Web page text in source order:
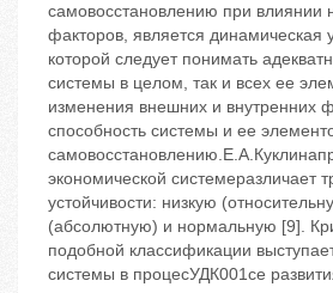
самовосстановлению при влиянии
факторов, является динамическая
которой следует понимать
системы в целом, так и всех ее
изменения внешних и внутренних
способность системы и ее
экономической системеразличает
устойчивости: низкую
(абсолютную) и нормальную [9].
подобной классификации
системы в процесУДК001се